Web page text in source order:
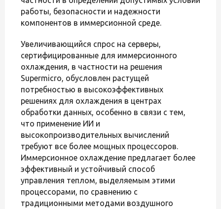
работы, безопасности и надежности
компонентов в иммерсионной среде.
Увеличивающийся спрос на серверы,
сертифицированные для иммерсионного
охлаждения, в частности на решения
Supermicro, обусловлен растущей
потребностью в высокоэффективных
решениях для охлаждения в центрах
обработки данных, особенно в связи с тем,
что применение ИИ и
высокопроизводительных вычислений
требуют все более мощных процессоров.
Иммерсионное охлаждение предлагает более
эффективный и устойчивый способ
управления теплом, выделяемым этими
процессорами, по сравнению с
традиционными методами воздушного